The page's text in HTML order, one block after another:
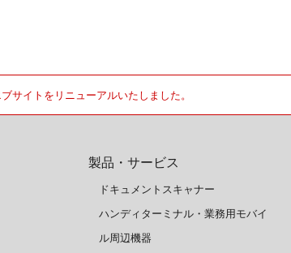
サイトをリニューアルいたしました。
製品・サービス
ドキュメントスキャナー
ハンディターミナル・業務用モバイ
ル周辺機器